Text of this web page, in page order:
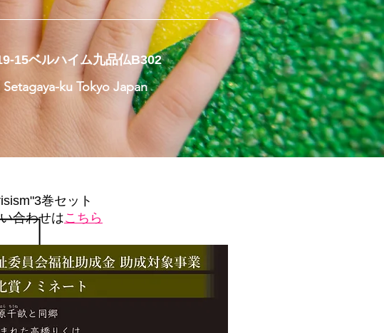
15ベルハイム九品仏B302
Setagaya-ku Tokyo Japan
巻セット
合わせはこちら